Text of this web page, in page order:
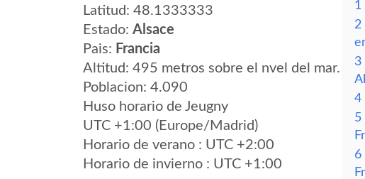
Latitud: 48.1333333
Estado: Alsace
Pais: Francia
Altitud: 495 metros sobre el nvel del mar.
Poblacion: 4.090
Huso horario de Jeugny
UTC +1:00 (Europe/Madrid)
Horario de verano : UTC +2:00
Horario de invierno : UTC +1:00
1
2
3
4
5
6